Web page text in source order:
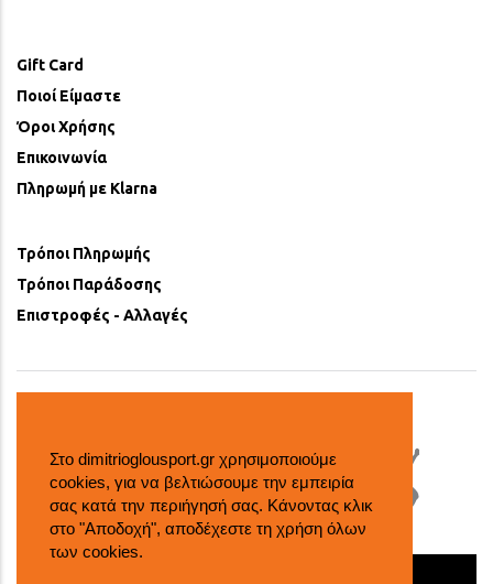
Στο dimitrioglousport.gr χρησιμοποιούμε
cookies, για να βελτιώσουμε την εμπειρία
σας κατά την περιήγησή σας. Κάνοντας κλικ
στο "Αποδοχή", αποδέχεστε τη χρήση όλων
των cookies.
Gift Card
Ποιοί Είμαστε
Όροι Χρήσης
Επικοινωνία
Πληρωμή με Klarna
Τρόποι Πληρωμής
Τρόποι Παράδοσης
Επιστροφές - Αλλαγές